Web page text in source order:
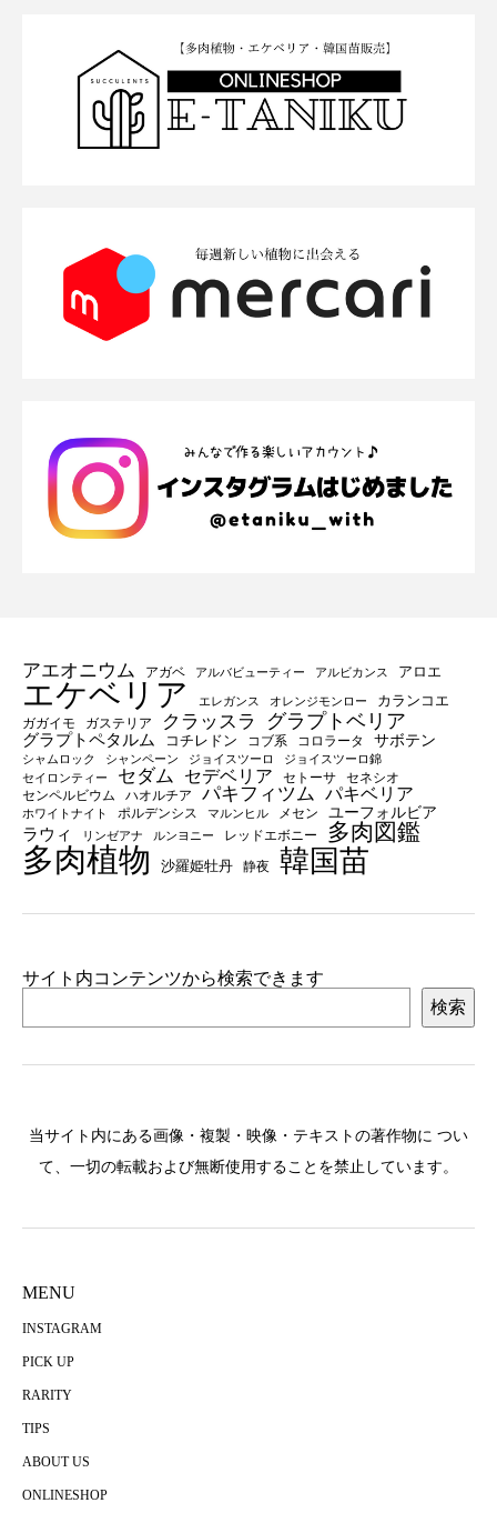
アエオニウム アガベ アルバビューティー アルビカンス アロエ
エケベリア エレガンス オレンジモンロー カランコエ
ガガイモ ガステリア クラッスラ グラプトベリア
グラプトペタルム コチレドン コブ系 コロラータ サボテン
シャムロック シャンペーン ジョイスツーロ
ジョイスツーロ錦
セイロンティー
セダム セデベリア セトーサ
セネシオ
センペルビウム
ハオルチア パキフィツム パキベリア
ホワイトナイト ポルデンシス マルンヒル メセン
ユーフォルビア
ラウィ
リンゼアナ ルンヨニー レッドエボニー 多肉図鑑
多肉植物 沙羅姫牡丹 静夜 韓国苗
サイト内コンテンツから検索できます
検索
当サイト内にある画像・複製・映像・テキストの著作物に つい
て、一切の転載および無断使用することを禁止しています。
MENU
INSTAGRAM
PICK UP
RARITY
TIPS
ABOUT US
ONLINESHOP